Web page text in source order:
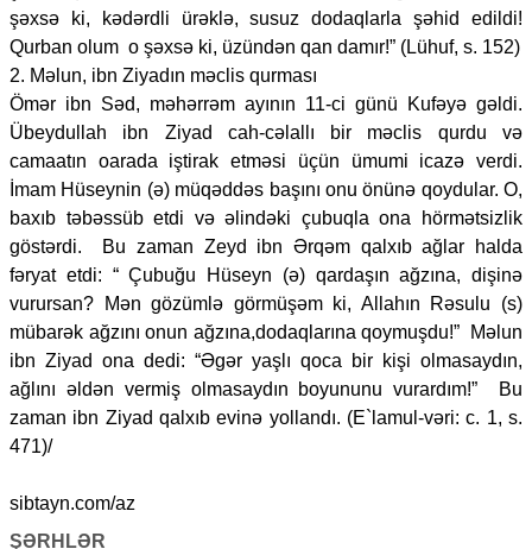
şəxsə ki, kədərdli ürəklə, susuz dodaqlarla şəhid edildi!
Qurban olum o şəxsə ki, üzündən qan damır!” (Lühuf, s. 152)
2. Məlun, ibn Ziyadın məclis qurması
Ömər ibn Səd, məhərrəm ayının 11-ci günü Kufəyə gəldi.
Übeydullah ibn Ziyad cah-cəlallı bir məclis qurdu və
camaatın oarada iştirak etməsi üçün ümumi icazə verdi.
İmam Hüseynin (ə) müqəddəs başını onu önünə qoydular. O,
baxıb təbəssüb etdi və əlindəki çubuqla ona hörmətsizlik
göstərdi. Bu zaman Zeyd ibn Ərqəm qalxıb ağlar halda
fəryat etdi: “ Çubuğu Hüseyn (ə) qardaşın ağzına, dişinə
vurursan? Mən gözümlə görmüşəm ki, Allahın Rəsulu (s)
mübarək ağzını onun ağzına,dodaqlarına qoymuşdu!” Məlun
ibn Ziyad ona dedi: “Əgər yaşlı qoca bir kişi olmasaydın,
ağlını əldən vermiş olmasaydın boyununu vurardım!” Bu
zaman ibn Ziyad qalxıb evinə yollandı. (E`lamul-vəri: c. 1, s.
471)/
sibtayn.com/az
ŞƏRHLƏR